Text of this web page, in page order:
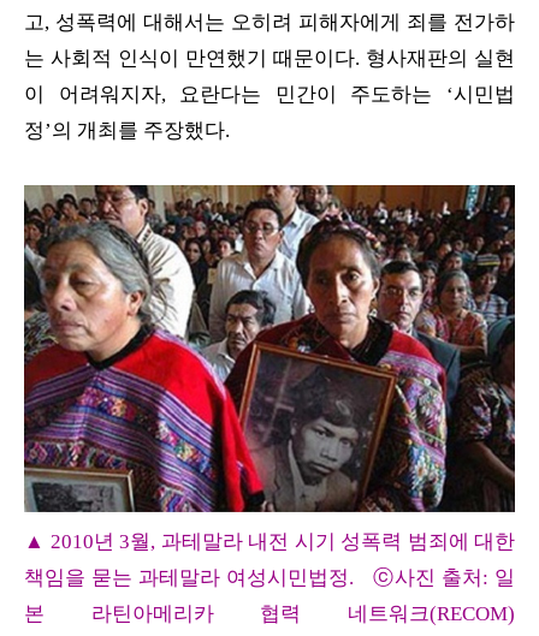
고, 성폭력에 대해서는 오히려 피해자에게 죄를 전가하
는 사회적 인식이 만연했기 때문이다. 형사재판의 실현
이 어려워지자, 요란다는 민간이 주도하는 ‘시민법
정’의 개최를 주장했다.
▲ 2010년 3월, 과테말라 내전 시기 성폭력 범죄에 대한
책임을 묻는 과테말라 여성시민법정. ⓒ사진 출처: 일
본 라틴아메리카 협력 네트워크(RECOM)